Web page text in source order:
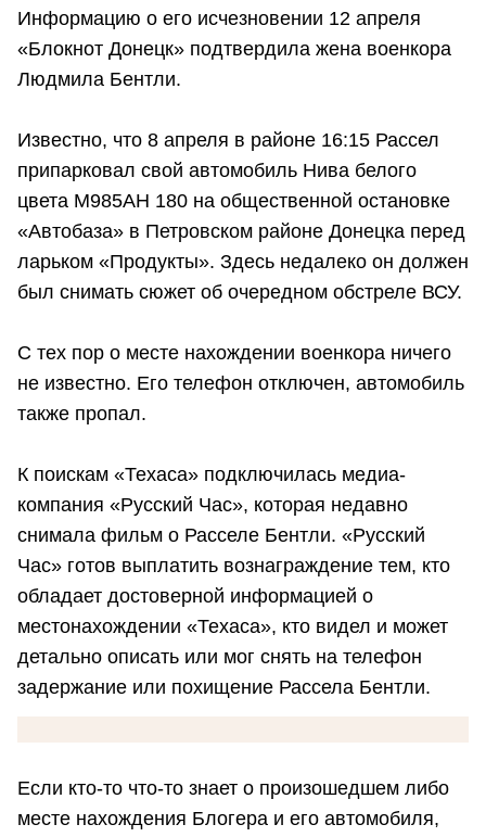
Информацию о его исчезновении 12 апреля
«Блокнот Донецк» подтвердила жена военкора
Людмила Бентли.
Известно, что 8 апреля в районе 16:15 Рассел
припарковал свой автомобиль Нива белого
цвета М985АН 180 на общественной остановке
«Автобаза» в Петровском районе Донецка перед
ларьком «Продукты». Здесь недалеко он должен
был снимать сюжет об очередном обстреле ВСУ.
С тех пор о месте нахождении военкора ничего
не известно. Его телефон отключен, автомобиль
также пропал.
К поискам «Техаса» подключилась медиа-
компания «Русский Час», которая недавно
снимала фильм о Расселе Бентли. «Русский
Час» готов выплатить вознаграждение тем, кто
обладает достоверной информацией о
местонахождении «Техаса», кто видел и может
детально описать или мог снять на телефон
задержание или похищение Рассела Бентли.
Если кто-то что-то знает о произошедшем либо
месте нахождения Блогера и его автомобиля,